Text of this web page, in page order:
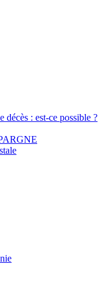
décès : est-ce possible ?